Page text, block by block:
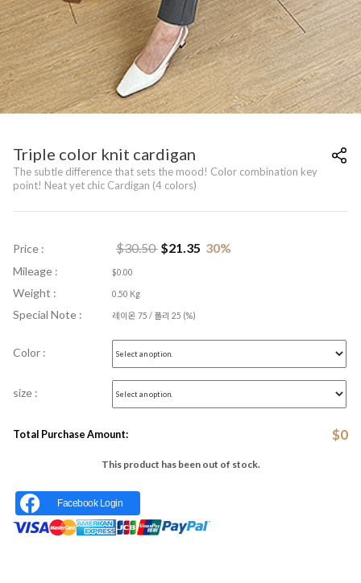
Triple color knit cardigan
The subtle difference that sets the mood! Color combination key
point! Neat yet chic Cardigan (4 colors)
Price : $30.50 $21.35 30%
Mileage : $0.00
Weight : 0.50 Kg
Special Note : 레이온 75 / 폴리 25 (%)
Color :
size :
Total Purchase Amount: $0
This product has been out of stock.
Facebook Login